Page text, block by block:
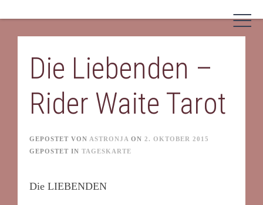
contentDie Liebenden –
Rider Waite Tarot
GEPOSTET VON ASTRONJA ON 2. OKTOBER 2015
GEPOSTET IN TAGESKARTE
Die LIEBENDEN